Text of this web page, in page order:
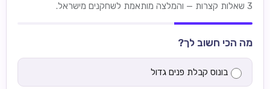
3 שאלות קצרות — והמלצה מותאמת לשחקנים מישראל.
מה הכי חשוב לך?
בונוס קבלת פנים גדול